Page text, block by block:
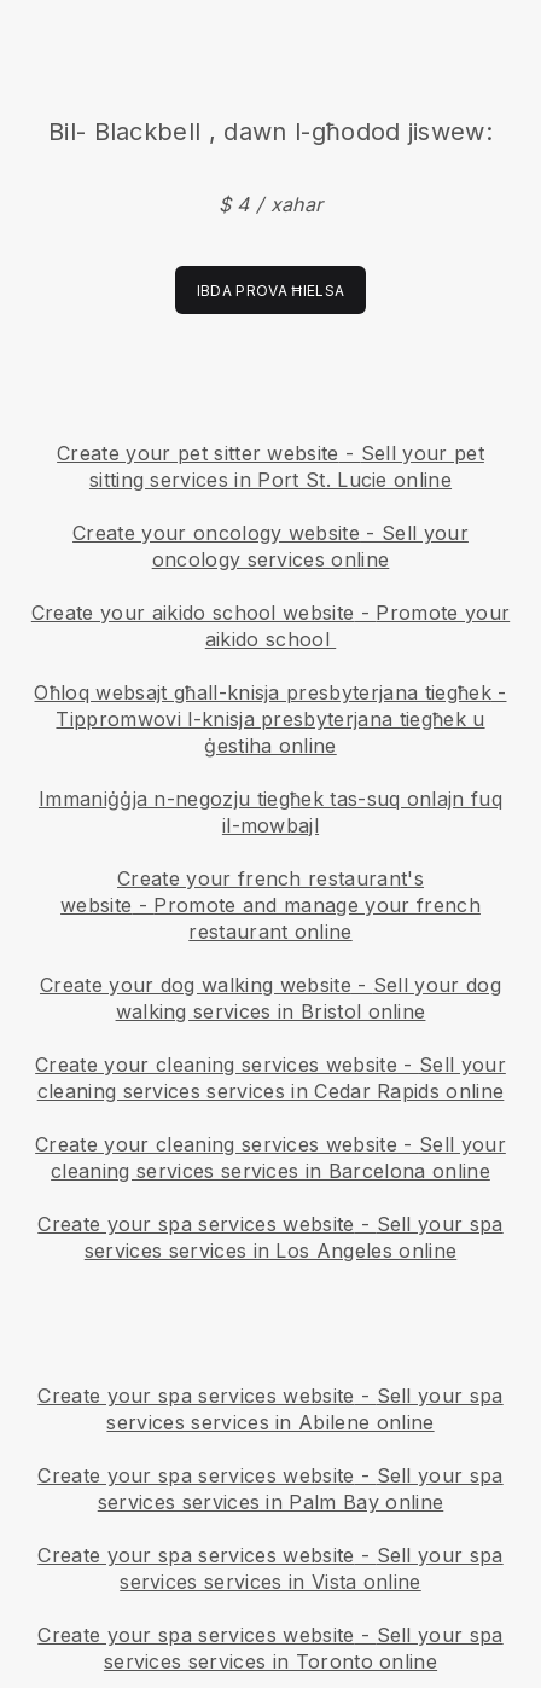
Bil- Blackbell , dawn l-għodod jiswew:
$ 4 / xahar
IBDA PROVA ĦIELSA
Create your pet sitter website - Sell your pet
sitting services in Port St. Lucie online
Create your oncology website - Sell your
oncology services online
Create your aikido school website - Promote your
aikido school
Oħloq websajt għall-knisja presbyterjana tiegħek-
Tippromwovi l-knisja presbyterjana tiegħek u
ġestiha online
Immaniġġja n-negozju tiegħek tas-suq onlajn fuq
il-mowbajl
Create your french restaurant's
website - Promote and manage your french
restaurant online
Create your dog walking website - Sell your dog
walking services in Bristol online
Create your cleaning services website - Sell your
cleaning services services in Cedar Rapids online
Create your cleaning services website - Sell your
cleaning services services in Barcelona online
Create your spa services website - Sell your spa
services services in Los Angeles online
Create your spa services website - Sell your spa
services services in Abilene online
Create your spa services website - Sell your spa
services services in Palm Bay online
Create your spa services website - Sell your spa
services services in Vista online
Create your spa services website - Sell your spa
services services in Toronto online